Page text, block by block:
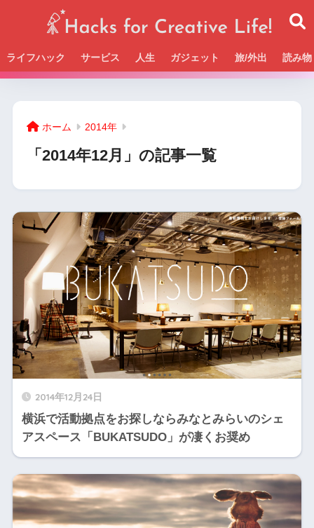
ライフハック サービス 人生 ガジェット 旅/外出 読み物
Beckの活動＆SNSまとめはこちら
ホーム 2014年
「2014年12月」の記事一覧
2014年12月24日
横浜で活動拠点をお探しならみなとみらいのシェ
アスペース「BUKATSUDO」が凄くお奨め